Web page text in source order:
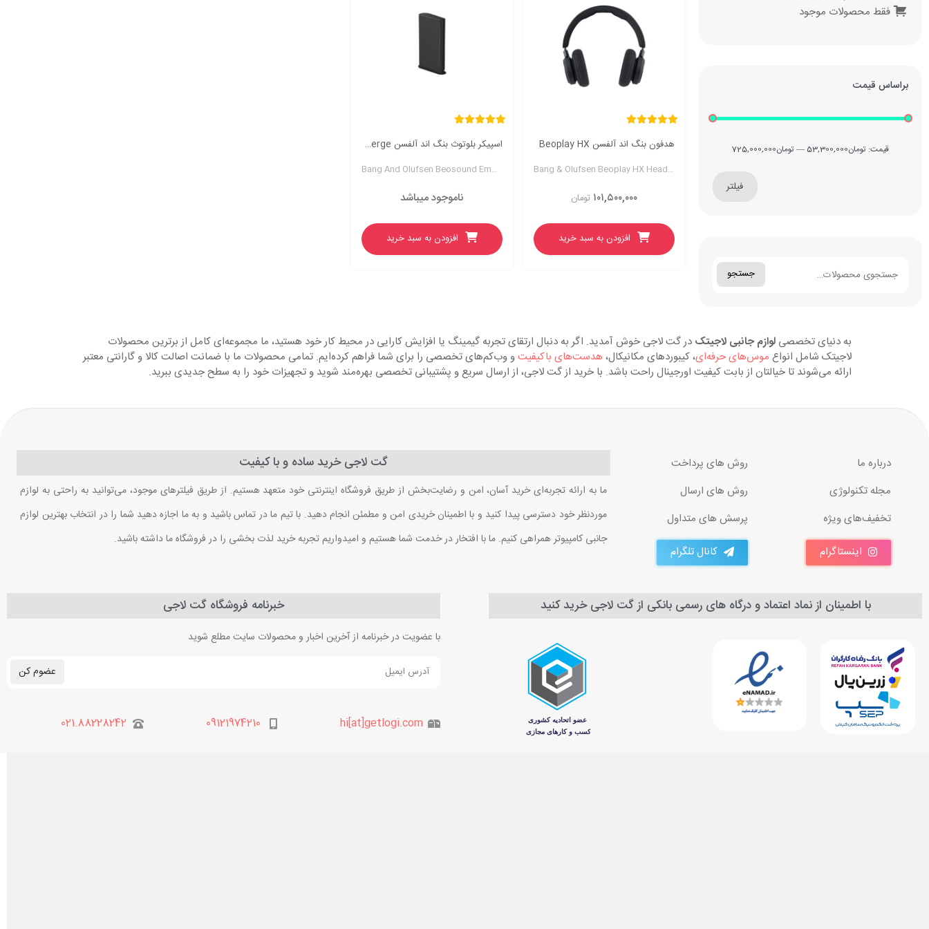
فقط محصولات موجود
براساس قیمت
فیلتر
قیمت: تومان53,300,000 — تومان725,000,000
جستجو
هدفون بنگ اند آلفسن Beoplay HX
Bang & Olufsen Beoplay HX Headphone
تومان ۱۰۱,۵۰۰,۰۰۰
افزودن به سبد خرید
اسپیکر بلوتوث بنگ اند آلفسن Beosound Emerge
Bang And Olufsen Beosound Emerge Bluetooth Speaker
ناموجود میباشد
افزودن به سبد خرید
به دنیای تخصصی لوازم جانبی لاجیتک در گت لاجی خوش آمدید. اگر به دنبال ارتقای تجربه گیمینگ یا افزایش کارایی در محیط کار خود هستید، ما مجموعه‌ای کامل از برترین محصولات
لاجیتک شامل انواع موس‌های حرفه‌ای، کیبوردهای مکانیکال، هدست‌های باکیفیتو وب‌کم‌های تخصصی را برای شما فراهم کرده‌ایم. تمامی محصولات ما با ضمانت اصالت کالا و گارانتی معتبر
ارائه می‌شوند تا خیالتان از بابت کیفیت اورجینال راحت باشد. با خرید از گت لاجی، از ارسال سریع و پشتیبانی تخصصی بهره‌مند شوید و تجهیزات خود را به سطح جدیدی ببرید.
درباره ما
مجله تکنولوژی
تخفیف‌های ویژه
اینستاگرام
روش های پرداخت
روش های ارسال
پرسش های متداول
کانال تلگرام
گت لاجی خرید ساده و با کیفیت
ما به ارائه تجربه‌ای خرید آسان، امن و رضایت‌بخش از طریق فروشگاه اینترنتی خود متعهد هستیم. از طریق فیلترهای موجود، می‌توانید به راحتی به لوازم
موردنظر خود دسترسی پیدا کنید و با اطمینان خریدی امن و مطمئن انجام دهید. با تیم ما در تماس باشید و به ما اجازه دهید شما را در انتخاب بهترین لوازم
جانبی کامپیوتر همراهی کنیم. ما با افتخار در خدمت شما هستیم و امیدواریم تجربه خرید لذت بخشی را در فروشگاه ما داشته باشید.
با اطمینان از نماد اعتماد و درگاه های رسمی بانکی از گت لاجی خرید کنید خبرنامه فروشگاه گت لاجی
با عضویت در خبرنامه از آخرین اخبار و محصولات سایت مطلع شوید
عضوم کن
hi[at]getlogi.com
09121974210
021.88228242